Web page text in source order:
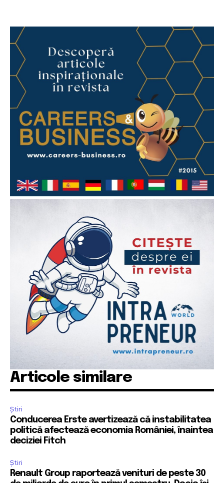
Articole similare
Știri
Conducerea Erste avertizează că instabilitatea
politică afectează economia României, înaintea
deciziei Fitch
Știri
Renault Group raportează venituri de peste 30